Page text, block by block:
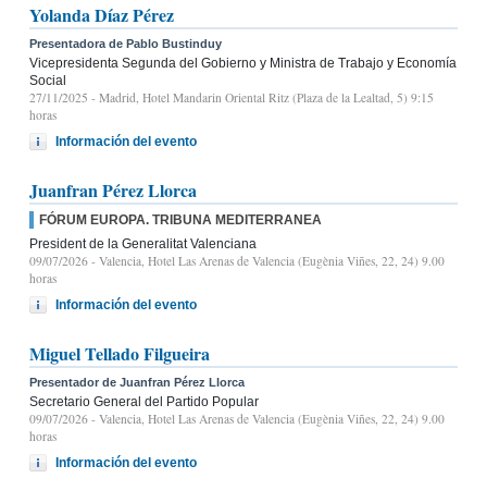
Yolanda Díaz Pérez
Presentadora de Pablo Bustinduy
Vicepresidenta Segunda del Gobierno y Ministra de Trabajo y Economía
Social
27/11/2025 - Madrid, Hotel Mandarin Oriental Ritz (Plaza de la Lealtad, 5) 9:15
horas
Información del evento
Juanfran Pérez Llorca
FÓRUM EUROPA. TRIBUNA MEDITERRANEA
President de la Generalitat Valenciana
09/07/2026 - Valencia, Hotel Las Arenas de Valencia (Eugènia Viñes, 22, 24) 9.00
horas
Información del evento
Miguel Tellado Filgueira
Presentador de Juanfran Pérez Llorca
Secretario General del Partido Popular
09/07/2026 - Valencia, Hotel Las Arenas de Valencia (Eugènia Viñes, 22, 24) 9.00
horas
Información del evento